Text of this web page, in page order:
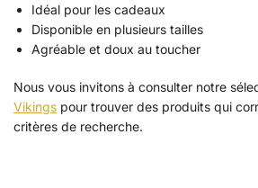
Idéal pour les cadeaux
Disponible en plusieurs tailles
Agréable et doux au toucher
Nous vous invitons à consulter notre
Vikings pour trouver des produits qui
critères de recherche.